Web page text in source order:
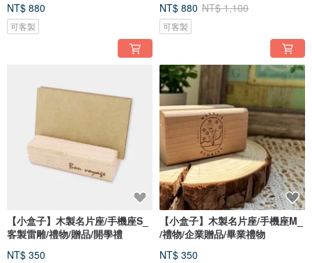
NT$ 880
可客製
NT$ 880 NT$ 1,100
可客製
【小盒子】木製名片座/手機座S_
客製雷雕/禮物/贈品/開學禮
NT$ 350
【小盒子】木製名片座/手機座M_
/禮物/企業贈品/畢業禮物
NT$ 350